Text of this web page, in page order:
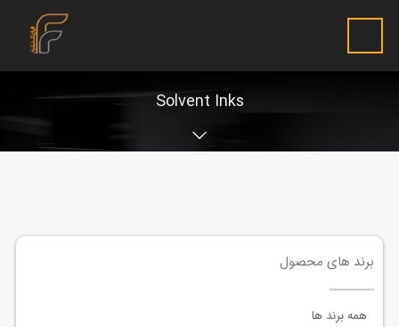
Solvent Inks
برند های محصول
همه برند ها